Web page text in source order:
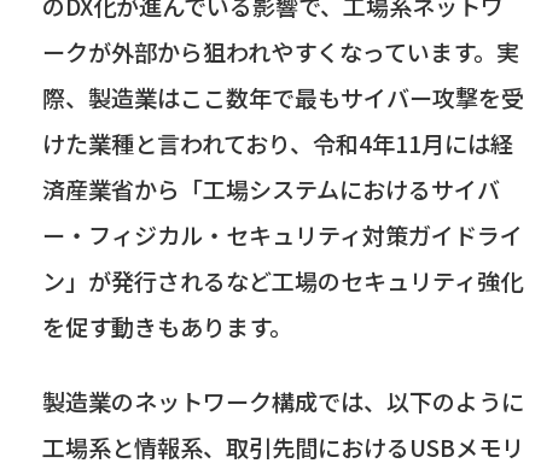
ークが外部から狙われやすくなっています。実
際、製造業はここ数年で最もサイバー攻撃を受
けた業種と言われており、令和4年11月には経
済産業省から「工場システムにおけるサイバ
ー・フィジカル・セキュリティ対策ガイドライ
ン」が発行されるなど工場のセキュリティ強化
を促す動きもあります。
製造業のネットワーク構成では、以下のように
工場系と情報系、取引先間におけるUSBメモリ